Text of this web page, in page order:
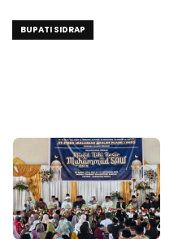
BUPATI SIDRAP